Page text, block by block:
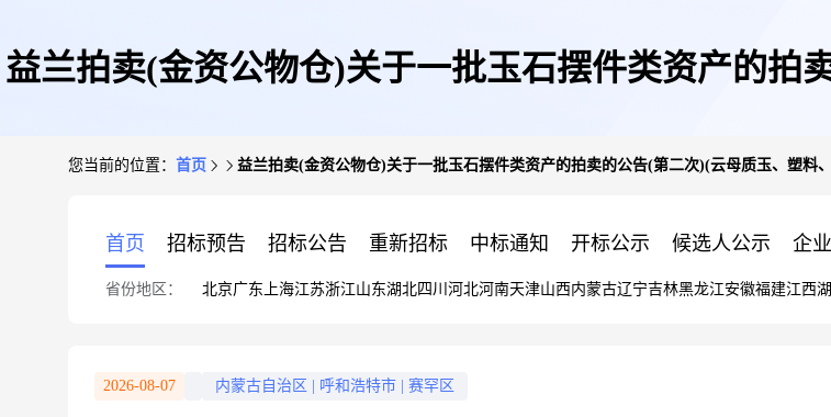
益兰拍卖(金资公物仓)关于一批玉石摆件类资产的拍
您当前的位置： 首页 益兰拍卖(金资公物仓)关于一批玉石摆件类资产的拍卖的公告(第二次)(云母质玉、塑料
首页 招标预告 招标公告 重新招标 中标通知 开标公示 候选人公示 企
省份地区： 北京广东 上海江苏浙江山东湖北四川 河北河南天津山西内蒙古辽宁吉林黑龙江安徽福建江西
2026-08-07 内蒙古自治区 呼和浩特市 赛罕区